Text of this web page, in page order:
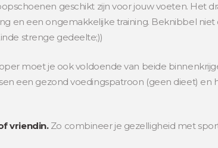
geschikt zijn voor jouw voeten. Het
en een ongemakkelijke training. Beknibbel
strenge gedeelte;))
moet je ook voldoende van beide
een gezond voedingspatroon (geen dieet) en
vriendin. Zo combineer je gezelligheid met